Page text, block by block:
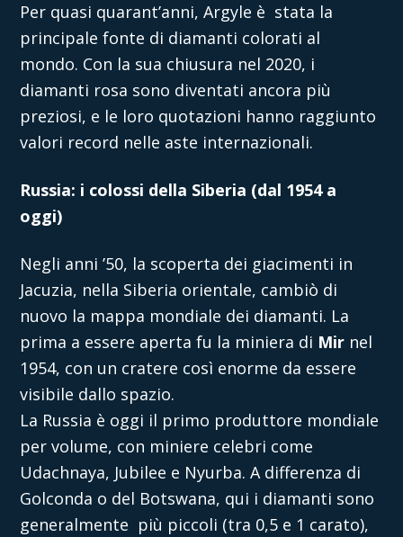
Per quasi quarant’anni, Argyle è stata la
principale fonte di diamanti colorati al
mondo. Con la sua chiusura nel 2020, i
diamanti rosa sono diventati ancora più
preziosi, e le loro quotazioni hanno raggiunto
valori record nelle aste internazionali.
Russia: i colossi della Siberia (dal 1954 a
oggi)
Negli anni ’50, la scoperta dei giacimenti in
Jacuzia, nella Siberia orientale, cambiò di
nuovo la mappa mondiale dei diamanti. La
prima a essere aperta fu la miniera di Mir nel
1954, con un cratere così enorme da essere
visibile dallo spazio.
La Russia è oggi il primo produttore mondiale
per volume, con miniere celebri come
Udachnaya, Jubilee e Nyurba. A differenza di
Golconda o del Botswana, qui i diamanti sono
generalmente più piccoli (tra 0,5 e 1 carato),